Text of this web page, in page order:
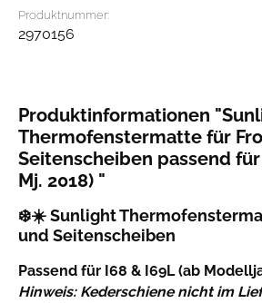
Produktnummer:
2970156
Produktinformationen
Thermofenstermatte für
Seitenscheiben passend
Mj. 2018) "
❄️☀️Sunlight
und Seitenscheiben
Passend für I68 & I69L (ab
Hinweis: Kederschiene nicht im